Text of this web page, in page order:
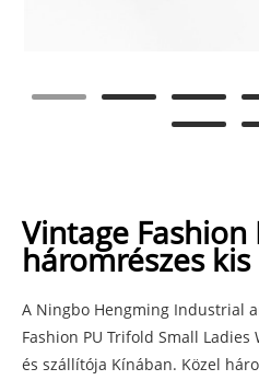
Vintage Fashion
háromrészes
A Ningbo Hengming Industrial
Fashion PU Trifold Small
és szállítója Kínában. Közel